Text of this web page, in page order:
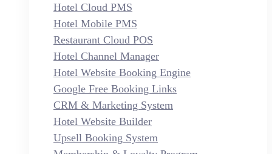
Hotel Cloud PMS
Hotel Mobile PMS
Restaurant Cloud POS
Hotel Channel Manager
Hotel Website Booking Engine
Google Free Booking Links
CRM & Marketing System
Hotel Website Builder
Upsell Booking System